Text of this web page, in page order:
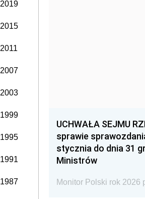
2019
2015
2011
2007
2003
1999
1995
1991
1987
UCHWAŁA SEJMU
sprawie
stycznia do dnia 31
Ministrów
Monitor Polski rok 2026